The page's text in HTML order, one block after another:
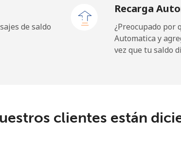
208 min por ⁦$5⁩
de saldo
Recarga
¿Preocupado por
Automatica y
vez que tu saldo
clientes están